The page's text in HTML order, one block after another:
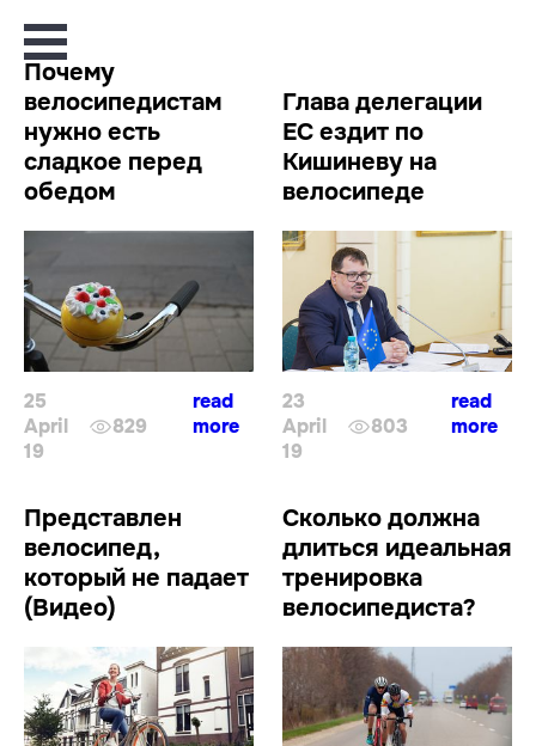
Почему
велосипедистам
нужно есть
сладкое перед
обедом
25
April
19
829
read
more
Глава делегации
ЕС ездит по
Кишиневу на
велосипеде
23
April
19
803
read
more
Представлен
велосипед,
который не падает
(Видео)
Сколько должна
длиться идеальная
тренировка
велосипедиста?